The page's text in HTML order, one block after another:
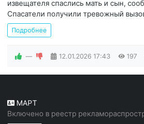
извещателя спаслись мать и сын,
Спасатели получили тревожный
Подробнее
— 12.01.2026 17:43 197
МАРТ
Включено в реестр